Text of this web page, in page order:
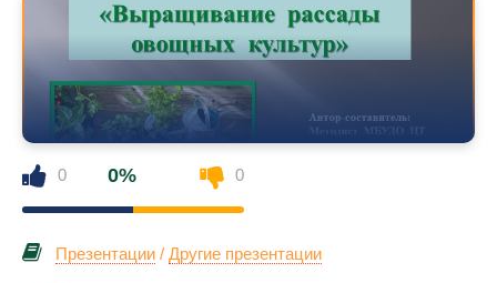
0 0% 0
Презентации / Другие презентации